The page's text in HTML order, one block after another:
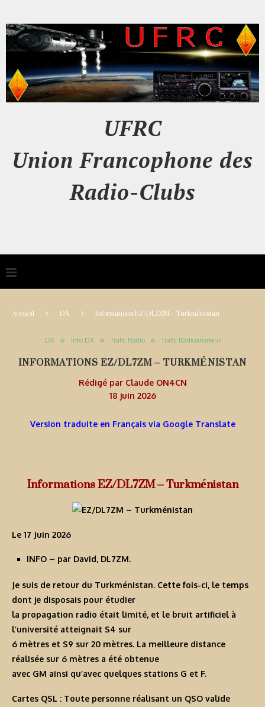
UFRC
Union Francophone des
Radio-Clubs
Accueil DX Informations EZ/DL7ZM – Turkménistan
DX Info DX Trafic Radio Trafic Radioamateur
INFORMATIONS EZ/DL7ZM – TURKMÉNISTAN
Rédigé par Claude ON4CN
18 juin 2026
Version traduite en Français via Google Translate
Informations EZ/DL7ZM – Turkménistan
Le 17 Juin 2026
INFO – par David, DL7ZM.
Je suis de retour du Turkménistan. Cette fois-ci, le temps
dont je disposais pour étudier
la propagation radio était limité, et le bruit artificiel à
l’université atteignait S4 sur
6 mètres et S9 sur 20 mètres. La meilleure distance
réalisée sur 6 mètres a été obtenue
avec GM ainsi qu’avec quelques stations G et F.
Cartes QSL : Toute personne réalisant un QSO valide